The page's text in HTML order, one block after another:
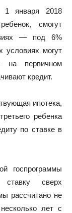
1 января 2018
смогут
— под 6%
условиях могут
на первичном
кредит.
ипотека,
ребенка
по ставке в
госпрограммы
ставку сверх
рассчитано не
лет с